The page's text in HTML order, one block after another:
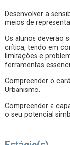
Desenvolver a
meios de
Os alunos deverão
crítica, tendo em
limitações e
ferramentas
Compreender o
Urbanismo.
Compreender a
o seu potencial